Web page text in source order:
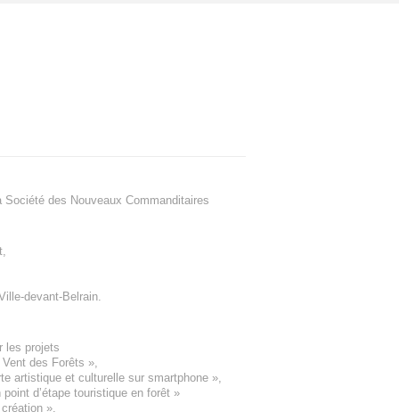
Société des Nouveaux Commanditaires
,
devant-Belrain.
les projets
des Forêts »,
artistique et culturelle sur smartphone »,
point d’étape touristique en forêt »
création ».